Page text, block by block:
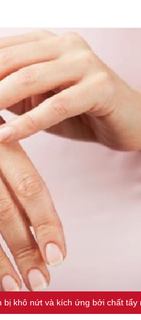
bị khô nứt và kích ứng bởi chất tẩy